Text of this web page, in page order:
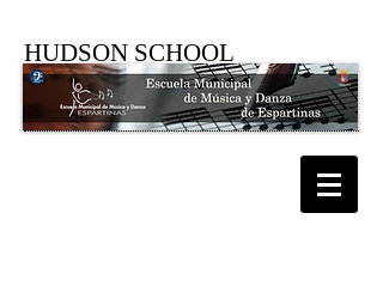
HUDSON SCHOOL